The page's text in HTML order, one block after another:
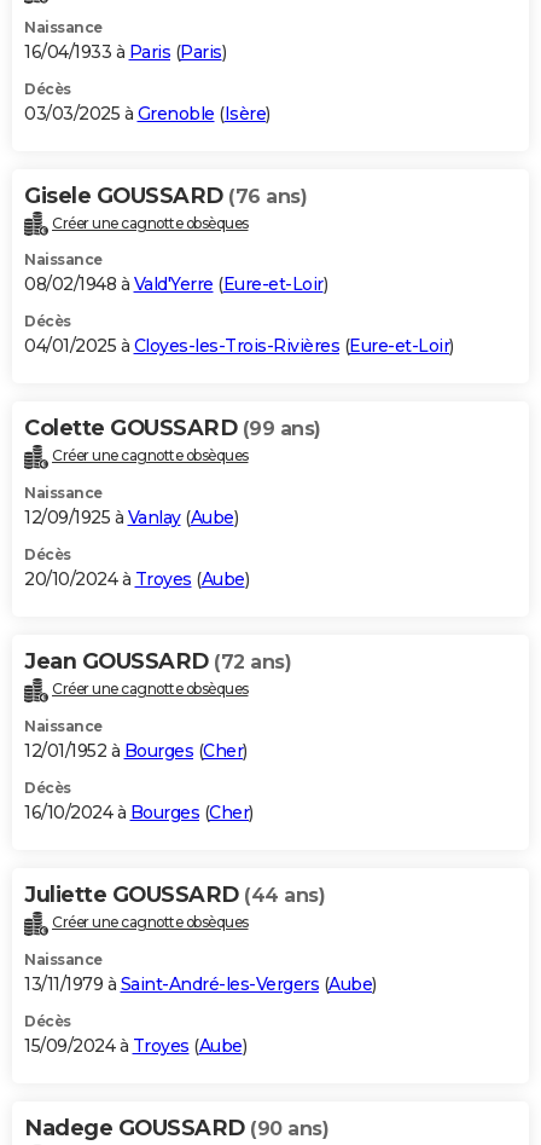
Naissance
16/04/1933 à Paris (Paris)
Décès
03/03/2025 à Grenoble (Isère)
Gisele GOUSSARD (76 ans)
Créer une cagnotte obsèques
Naissance
08/02/1948 à Vald'Yerre (Eure-et-Loir)
Décès
04/01/2025 à Cloyes-les-Trois-Rivières (Eure-et-Loir)
Colette GOUSSARD (99 ans)
Créer une cagnotte obsèques
Naissance
12/09/1925 à Vanlay(Aube)
Décès
20/10/2024 à Troyes (Aube)
Jean GOUSSARD (72 ans)
Créer une cagnotte obsèques
Naissance
12/01/1952 à Bourges (Cher)
Décès
16/10/2024 à Bourges (Cher)
Juliette GOUSSARD (44 ans)
Créer une cagnotte obsèques
Naissance
13/11/1979 à Saint-André-les-Vergers (Aube)
Décès
15/09/2024 à Troyes (Aube)
Nadege GOUSSARD (90 ans)